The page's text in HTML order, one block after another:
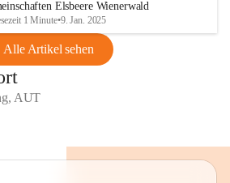
Elsbeere Wienerwald
1 Minute•9. Jan. 2025
Alle Artikel sehen
AUT